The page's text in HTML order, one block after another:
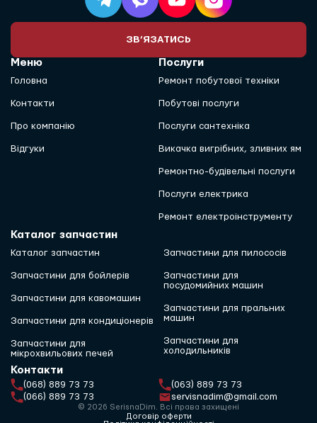
ЗВ’ЯЗАТИСЬ
Меню
Головна
Контакти
Про компанію
Відгуки
Послуги
Ремонт побутової техніки
Побутові послуги
Послуги сантехніка
Викачка вигрібних, зливних ям
Ремонтно-будівельні послуги
Послуги електрика
Ремонт електроінструменту
Каталог запчастин
Каталог запчастин
Запчастини для бойлерів
Запчастини для кавомашин
Запчастини для кондиціонерів
Запчастини для
мікрохвильових печей
Запчастини для пилососів
Запчастини для
посудомийних машин
Запчастини для пральних
машин
Запчастини для
холодильників
Контакти
(068) 889 73 73
(063) 889 73 73
(066) 889 73 73
servisnadim@gmail.com
© 2026 SerisnaDim. Всі права захищені
Договір оферти